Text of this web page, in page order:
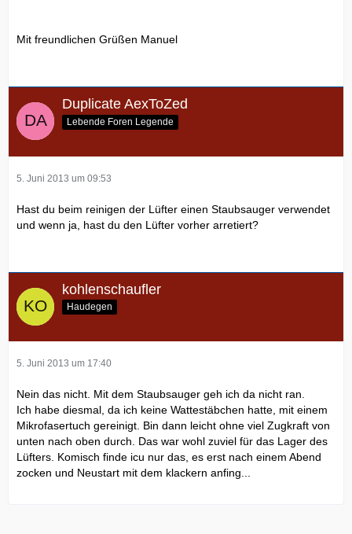
Mit freundlichen Grüßen Manuel
Duplicate AexToZed
Lebende Foren Legende
5. Juni 2013 um 09:53
Hast du beim reinigen der Lüfter einen Staubsauger verwendet
und wenn ja, hast du den Lüfter vorher arretiert?
kohlenschaufler
Haudegen
5. Juni 2013 um 17:40
Nein das nicht. Mit dem Staubsauger geh ich da nicht ran.
Ich habe diesmal, da ich keine Wattestäbchen hatte, mit einem
Mikrofasertuch gereinigt. Bin dann leicht ohne viel Zugkraft von
unten nach oben durch. Das war wohl zuviel für das Lager des
Lüfters. Komisch finde icu nur das, es erst nach einem Abend
zocken und Neustart mit dem klackern anfing...